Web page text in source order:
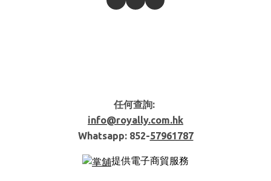
任何查詢:
info@royally.com.hk
Whatsapp: 852-57961787
提供電子商貿服務